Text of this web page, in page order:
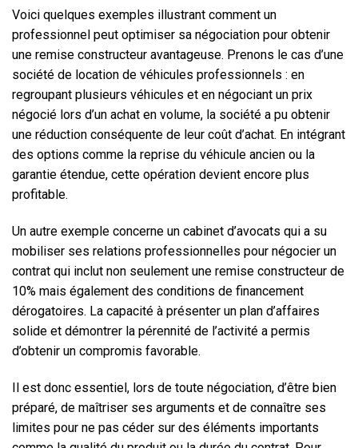
Voici quelques exemples illustrant comment un
professionnel peut optimiser sa négociation pour obtenir
une remise constructeur avantageuse. Prenons le cas d’une
société de location de véhicules professionnels : en
regroupant plusieurs véhicules et en négociant un prix
négocié lors d’un achat en volume, la société a pu obtenir
une réduction conséquente de leur coût d’achat. En intégrant
des options comme la reprise du véhicule ancien ou la
garantie étendue, cette opération devient encore plus
profitable.
Un autre exemple concerne un cabinet d’avocats qui a su
mobiliser ses relations professionnelles pour négocier un
contrat qui inclut non seulement une remise constructeur de
10% mais également des conditions de financement
dérogatoires. La capacité à présenter un plan d’affaires
solide et démontrer la pérennité de l’activité a permis
d’obtenir un compromis favorable.
Il est donc essentiel, lors de toute négociation, d’être bien
préparé, de maîtriser ses arguments et de connaître ses
limites pour ne pas céder sur des éléments importants